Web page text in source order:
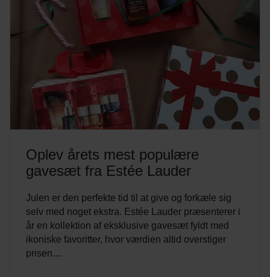
Oplev årets mest populære
gavesæt fra Estée Lauder
Julen er den perfekte tid til at give og forkæle sig
selv med noget ekstra. Estée Lauder præsenterer i
år en kollektion af eksklusive gavesæt fyldt med
ikoniske favoritter, hvor værdien altid overstiger
prisen....